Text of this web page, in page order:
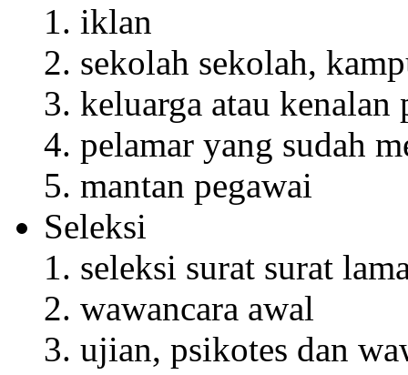
iklan
sekolah sekolah,
keluarga atau kenalan
pelamar yang sudah
mantan pegawai
Seleksi
seleksi surat surat
wawancara awal
ujian, psikotes dan